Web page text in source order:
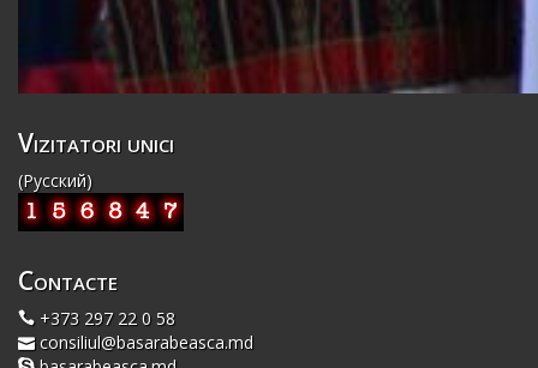
Vizitatori unici
(Русский)
Contacte
+373 297 22 0 58
consiliul@basarabeasca.md